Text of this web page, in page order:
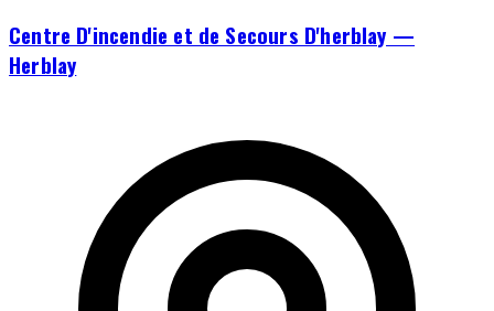
Centre D'incendie et de Secours D'herblay —
Herblay